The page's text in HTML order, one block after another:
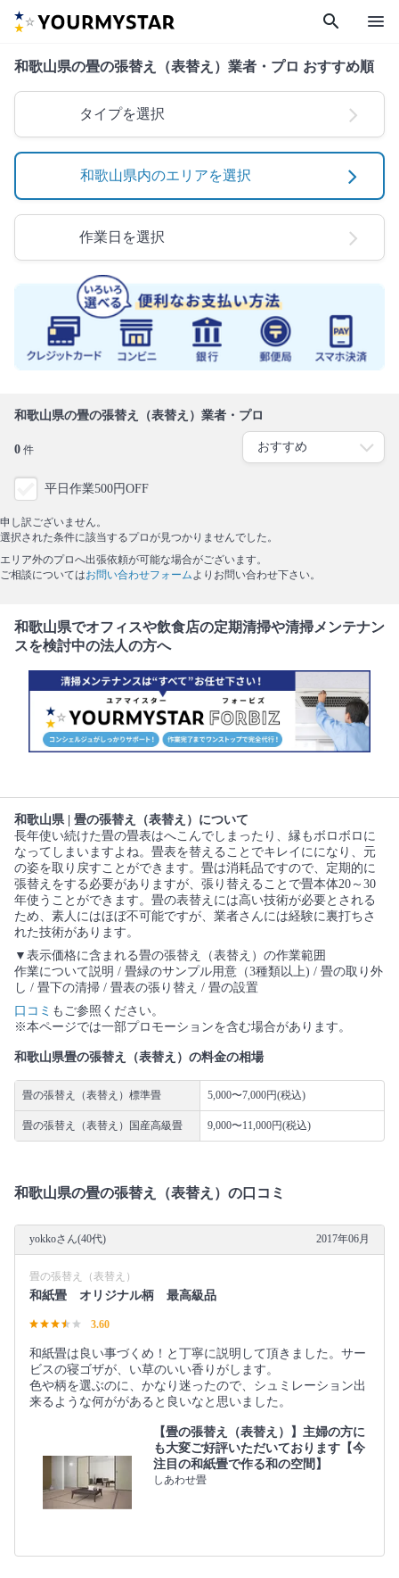
search menu
和歌山県の畳の張替え（表替え）業者・プロ おすすめ順
タイプを選択
和歌山県内のエリアを選択
作業日を選択
和歌山県の畳の張替え（表替え）業者・プロ
0 件
平日作業500円OFF
申し訳ございません。
選択された条件に該当するプロが見つかりませんでした。
エリア外のプロへ出張依頼が可能な場合がございます。
ご相談についてはお問い合わせフォーム よりお問い合わせ下さい。
和歌山県でオフィスや飲食店の定期清掃や清掃メンテナン
スを検討中の法人の方へ
和歌山県 | 畳の張替え（表替え）について
長年使い続けた畳の畳表はへこんでしまったり、縁もボロボロに
なってしまいますよね。畳表を替えることでキレイにになり、元
の姿を取り戻すことができます。畳は消耗品ですので、定期的に
張替えをする必要がありますが、張り替えることで畳本体20～30
年使うことができます。畳の表替えには高い技術が必要とされる
ため、素人にはほぼ不可能ですが、業者さんには経験に裏打ちさ
れた技術があります。
▼表示価格に含まれる畳の張替え（表替え）の作業範囲
作業について説明 / 畳緑のサンプル用意（3種類以上) / 畳の取り外
し / 畳下の清掃 / 畳表の張り替え / 畳の設置
口コミ もご参照ください。
※本ページでは一部プロモーションを含む場合があります。
和歌山県畳の張替え（表替え）の料金の相場
畳の張替え（表替え）標準畳 5,000〜7,000円(税込)
畳の張替え（表替え）国産高級畳 9,000〜11,000円(税込)
和歌山県の畳の張替え（表替え）の口コミ
yokkoさん(40代) 2017年06月
畳の張替え（表替え）
和紙畳 オリジナル柄 最高級品
3.60
和紙畳は良い事づくめ！と丁寧に説明して頂きました。サー
ビスの寝ゴザが、い草のいい香りがします。
色や柄を選ぶのに、かなり迷ったので、シュミレーション出
来るような何ががあると良いなと思いました。
【畳の張替え（表替え）】主婦の方に
も大変ご好評いただいております【今
注目の和紙畳で作る和の空間】
しあわせ畳